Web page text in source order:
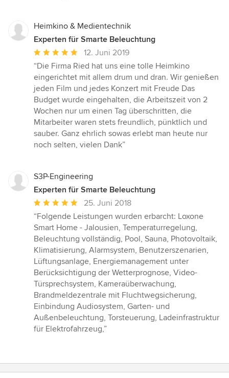
Heimkino & Medientechnik
Experten für Smarte Beleuchtung
Durchschnittliche
Bewertung:
5
von
5
Sternen
12. Juni 2019
“Die Firma Ried hat uns eine tolle Heimkino
eingerichtet mit allem drum und dran. Wir genießen
jeden Film und jedes Konzert mit Freude Das
Budget wurde eingehalten, die Arbeitszeit von 2
Wochen nur um einen Tag überschritten, die
Mitarbeiter waren stets freundlich, pünktlich und
sauber. Ganz ehrlich sowas erlebt man heute nur
noch selten, vielen Dank”
S3P-Engineering
Experten für Smarte Beleuchtung
Durchschnittliche
Bewertung:
5
von
5
Sternen
25. Juni 2018
“Folgende Leistungen wurden erbarcht: Loxone
Smart Home - Jalousien, Temperaturregelung,
Beleuchtung vollständig, Pool, Sauna, Photovoltaik,
Klimatisierung, Alarmsystem, Benutzerszenarien,
Lüftungsanlage, Energiemanagement unter
Berücksichtigung der Wetterprognose, Video-
Türsprechsystem, Kameraüberwachung,
Brandmeldezentrale mit Fluchtwegsicherung,
Einbindung Audiosystem, Garten- und
Außenbeleuchtung, Torsteuerung, Ladeinfrastruktur
für Elektrofahrzeug,”